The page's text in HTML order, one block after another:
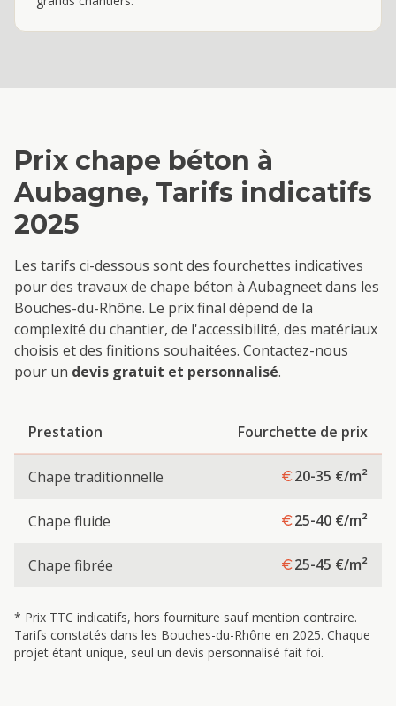
Prix chape béton à
Aubagne, Tarifs indicatifs
2025
Les tarifs ci-dessous sont des fourchettes indicatives
pour des travaux de chape béton à Aubagneet dans les
Bouches-du-Rhône. Le prix final dépend de la
complexité du chantier, de l'accessibilité, des matériaux
choisis et des finitions souhaitées. Contactez-nous
pour un devis gratuit et personnalisé.
Prestation Fourchette de prix
Chape traditionnelle 20-35 €/m²
Chape fluide 25-40 €/m²
Chape fibrée 25-45 €/m²
* Prix TTC indicatifs, hors fourniture sauf mention contraire.
Tarifs constatés dans les Bouches-du-Rhône en 2025. Chaque
projet étant unique, seul un devis personnalisé fait foi.